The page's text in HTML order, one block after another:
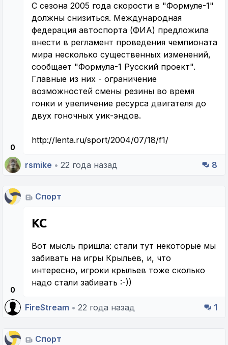
0
С сезона 2005 года скорости в "Формуле-1"
должны снизиться. Международная
федерация автоспорта (ФИА) предложила
внести в регламент проведения чемпионата
мира несколько существенных изменений,
сообщает "Формула-1 Русский проект".
Главные из них - ограничение
возможностей смены резины во время
гонки и увеличение ресурса двигателя до
двух гоночных уик-эндов.
http://lenta.ru/sport/2004/07/18/f1/
rsmike • 22 года назад 8
Спорт
0
КС
Вот мысль пришла: стали тут некоторые мы
забивать на игры Крыльев, и, что
интересно, игроки крыльев тоже сколько
надо стали забивать :-))
FireStream • 22 года назад 1
Спорт